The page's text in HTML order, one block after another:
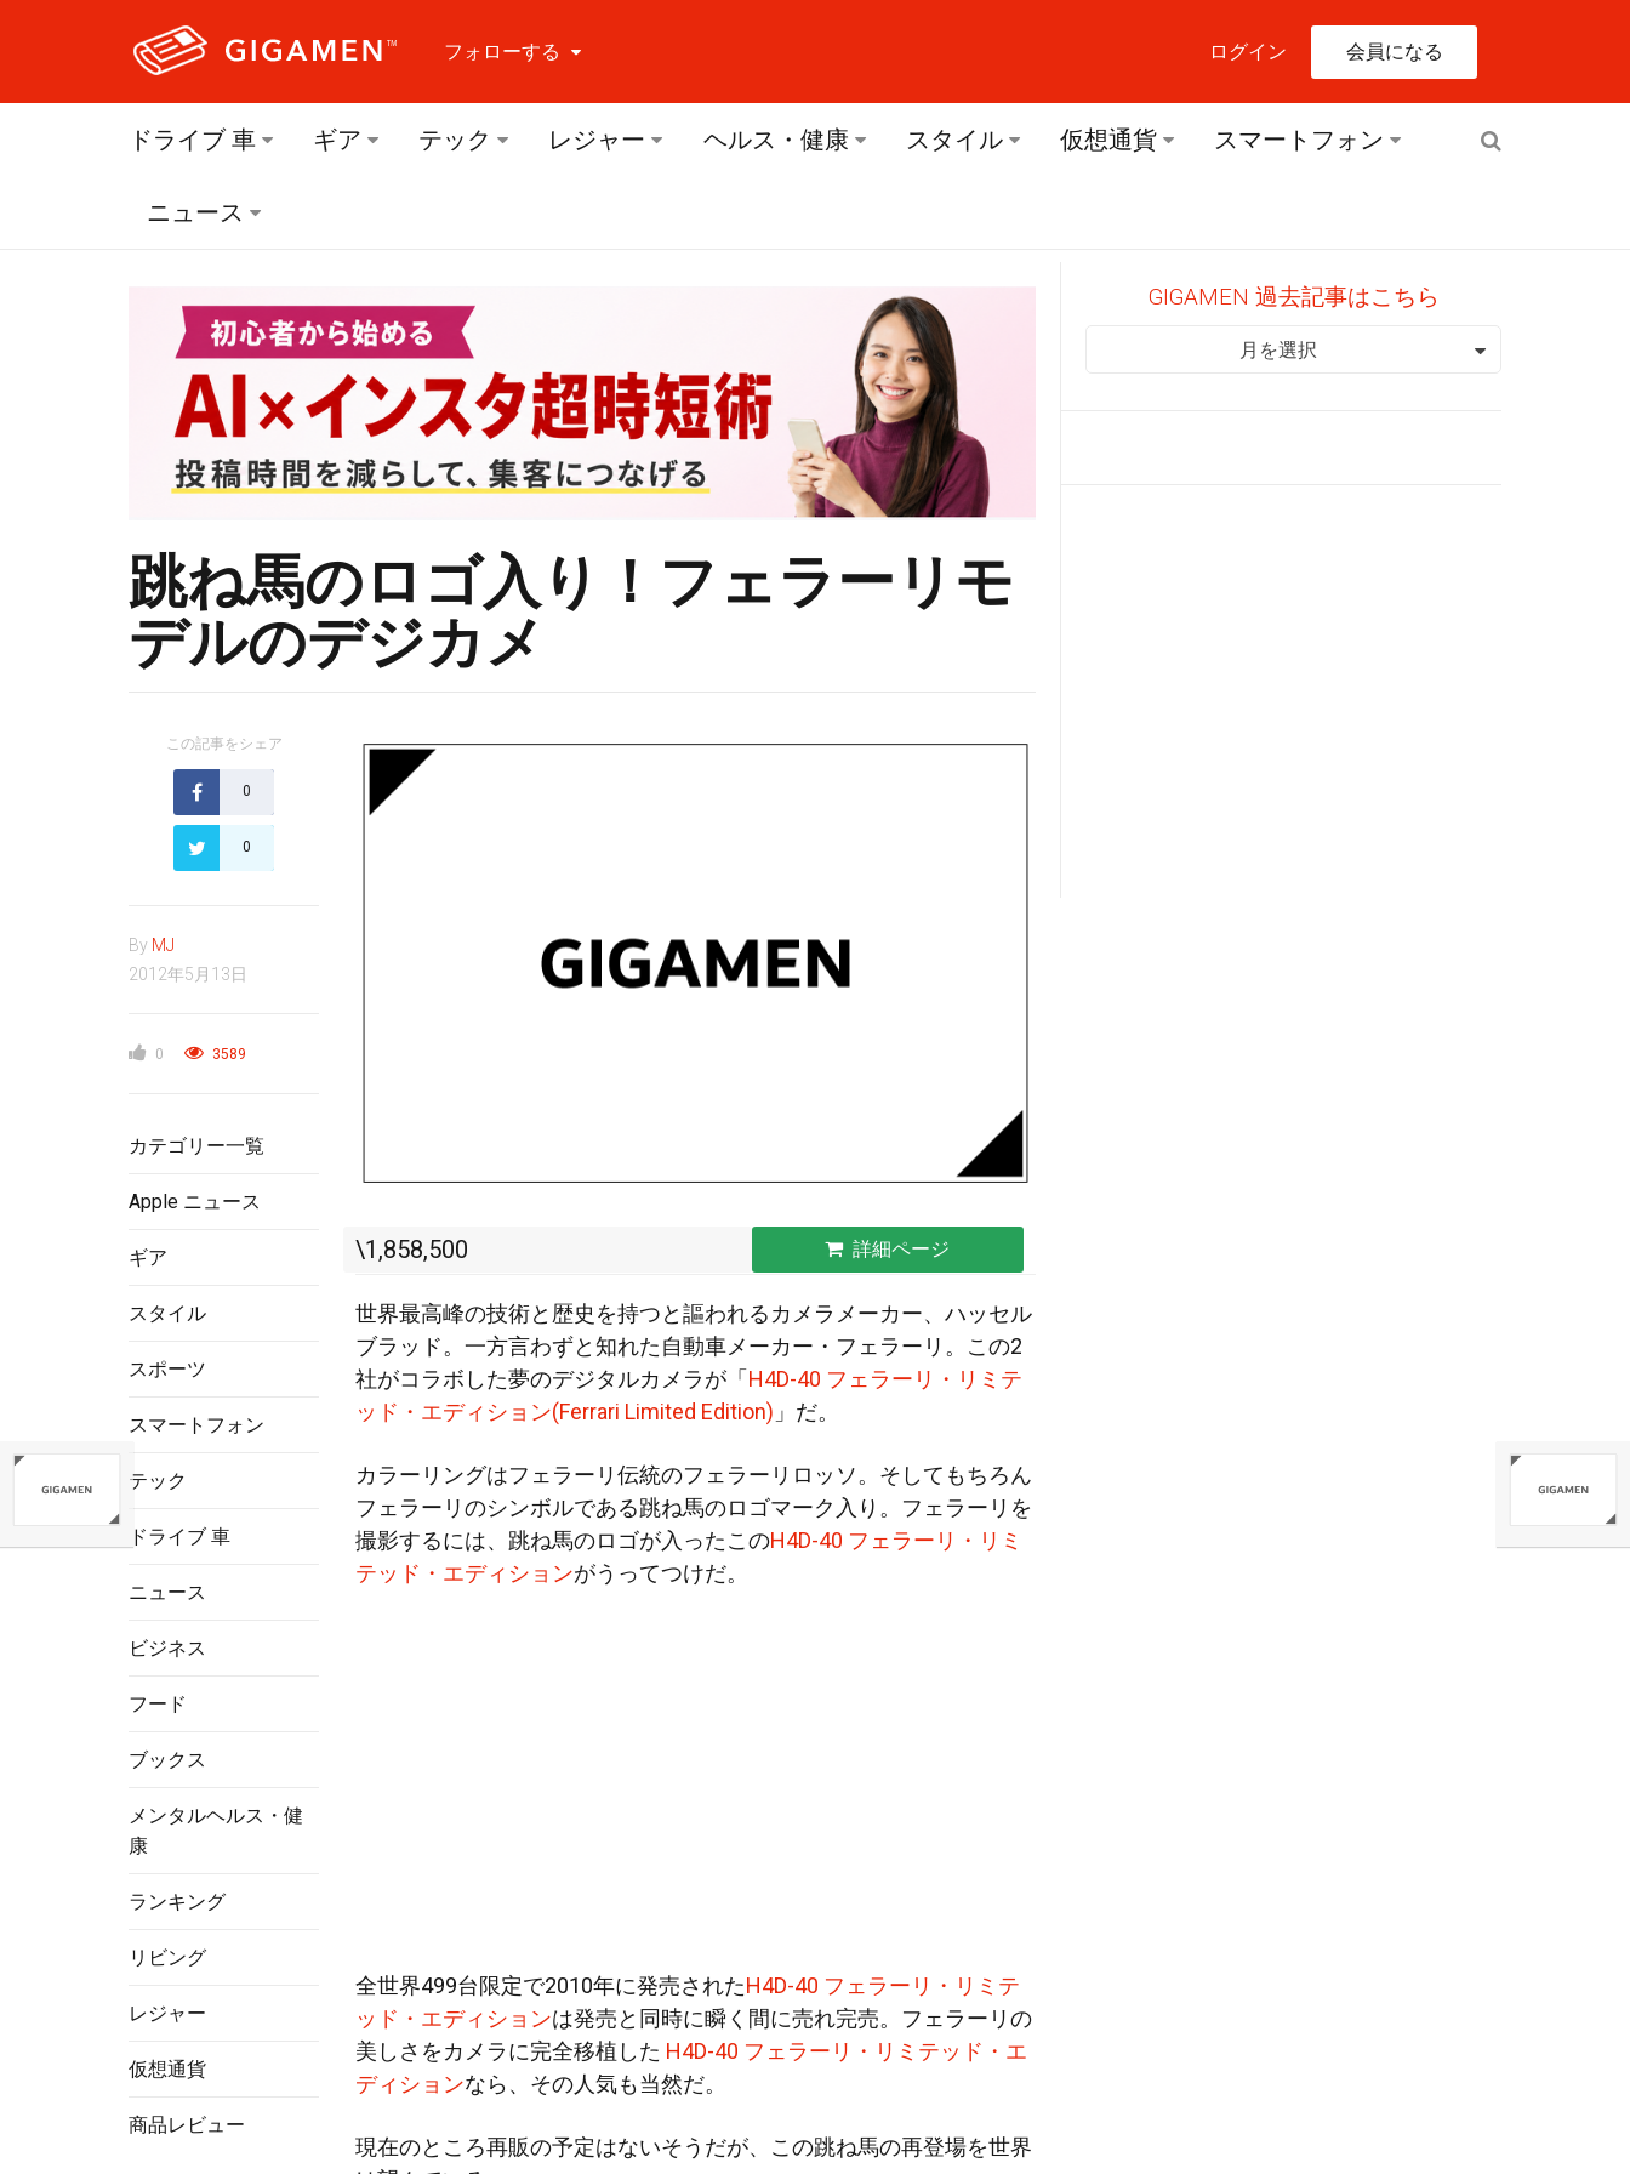
フォローする
フォローする Facebook
ログイン 会員になる
ドライブ 車 ギア テック レジャー ヘルス・健康 スタイル 仮想通貨 スマートフォン
ニュース
跳ね馬のロゴ入り！フェラーリモ
デルのデジカメ
この記事をシェア
0
0
By MJ
2012年5月13日
0 3589
カテゴリー一覧
Apple ニュース
ギア
スタイル
スポーツ
スマートフォン
テック
ドライブ 車
ニュース
ビジネス
フード
ブックス
メンタルヘルス・健
康
ランキング
リビング
レジャー
仮想通貨
商品レビュー
\1,858,500 詳細ページ
世界最高峰の技術と歴史を持つと謳われるカメラメーカー、ハッセル
ブラッド。一方言わずと知れた自動車メーカー・フェラーリ。この2
社がコラボした夢のデジタルカメラが「H4D-40 フェラーリ・リミテ
ッド・エディション(Ferrari Limited Edition) 」だ。
カラーリングはフェラーリ伝統のフェラーリロッソ。そしてもちろん
フェラーリのシンボルである跳ね馬のロゴマーク入り。フェラーリを
撮影するには、跳ね馬のロゴが入ったこのH4D-40 フェラーリ・リミ
テッド・エディションがうってつけだ。
全世界499台限定で2010年に発売されたH4D-40 フェラーリ・リミテ
ッド・エディションは発売と同時に瞬く間に売れ完売。フェラーリの
美しさをカメラに完全移植した H4D-40 フェラーリ・リミテッド・エ
ディションなら、その人気も当然だ。
現在のところ再販の予定はないそうだが、この跳ね馬の再登場を世界
GIGAMEN 過去記事はこちら
GIGAMEN 過去記事はこちら
月を選択